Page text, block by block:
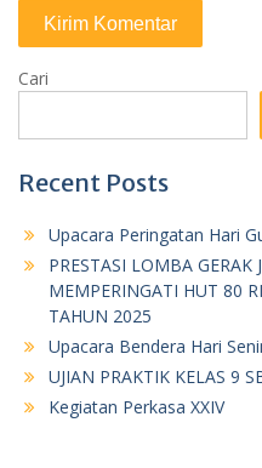
Cari
Recent Posts
Upacara Peringatan Hari
PRESTASI LOMBA
MEMPERINGATI HUT 80
TAHUN 2025
Upacara Bendera Hari
UJIAN PRAKTIK KELAS 9
Kegiatan Perkasa XXIV